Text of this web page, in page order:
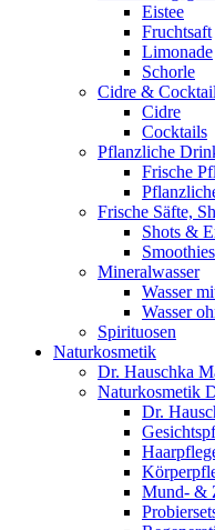
Eistee
Fruchtsaft
Limonade
Schorle
Cidre &
Cidre
Cocktails
Pflanzliche
Frische
Frische Säfte,
Shots &
Mineralwasser
Wasser
Wasser
Spirituosen
Naturkosmetik
Dr. Hauschka
Naturkosmetik
Dr.
Mund- &